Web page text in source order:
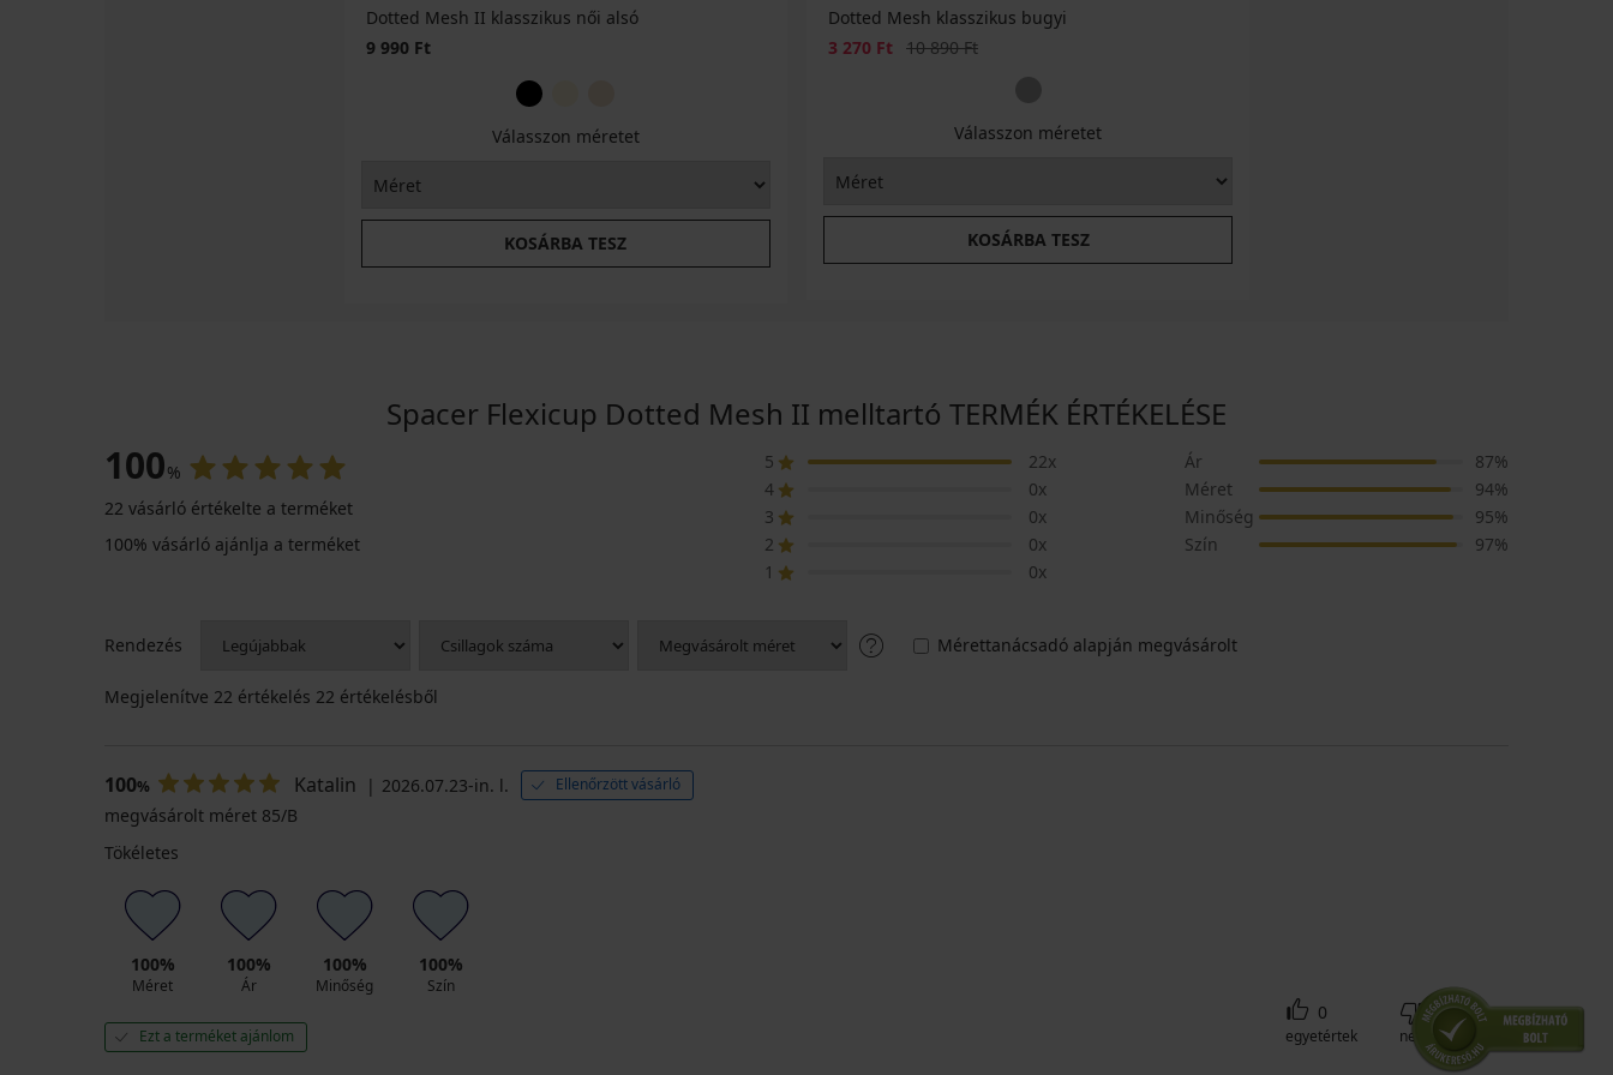
Dotted Mesh II klasszikus női alsó
9 990 Ft
Válasszon méretet
KOSÁRBA TESZ
Dotted Mesh klasszikus bugyi
Kedvezmény
3 270 Ft Eredeti ár
10 890 Ft
Válasszon méretet
KOSÁRBA TESZ
Spacer Flexicup Dotted Mesh II melltartó TERMÉK ÉRTÉKELÉSE
100%
22 vásárló értékelte a terméket
100% vásárló ajánlja a terméket
5
22x
4
0x
3
0x
2
0x
1
0x
Ár
87%
Méret
94%
Minőség
95%
Szín
97%
Rendezés Mérettanácsadó alapján megvásárolt
Megjelenítve 22 értékelés 22 értékelésből
100% Katalin 2026.07.23-in. l. Ellenőrzött vásárló
megvásárolt méret 85/B
Tökéletes
100%
Méret
100%
Ár
100%
Minőség
100%
Szín
Ezt a terméket ajánlom
0
egyetértek
0
nem értek egyet